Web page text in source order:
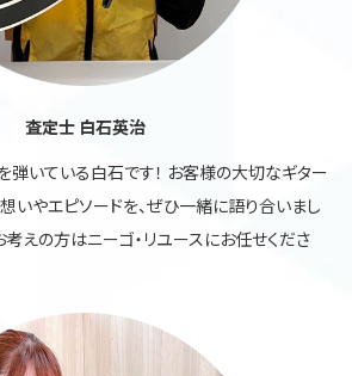
査定士 白石英治
弾いている白石です！ お客様の大切なギター
いやエピソードを、ぜひ一緒に語り合いまし
考えの方はニーゴ・リユースにお任せくださ